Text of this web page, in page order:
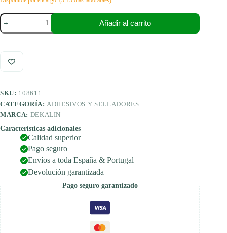
Dekalin
DEKAsyl
MS
Sellador
adhesivo
ml
(blanco)
cantidad
Añadir al carrito
SKU: 108611
CATEGORÍA: ADHESIVOS Y SELLADORES
MARCA: DEKALIN
Características adicionales
Calidad superior
Pago seguro
Envíos a toda España & Portugal
Devolución garantizada
Pago seguro garantizado